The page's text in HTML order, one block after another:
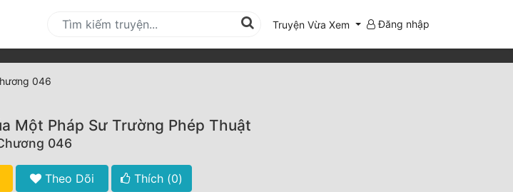
Truyện Vừa Xem Đăng nhập
046
Một Pháp Sư Trường Phép Thuật
046
Theo Dõi Thích (0)